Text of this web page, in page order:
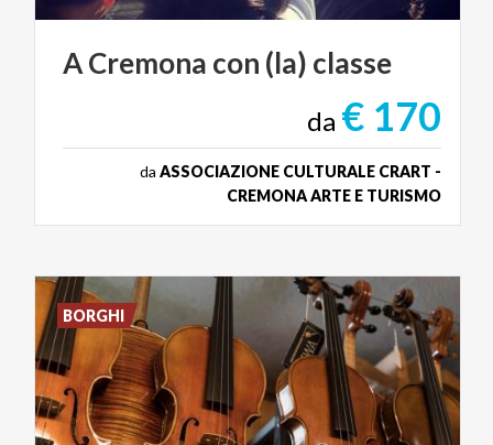
ACremona con (la) classe
da € 170
da ASSOCIAZIONE CULTURALE CRART -
CREMONA ARTE E TURISMO
BORGHI